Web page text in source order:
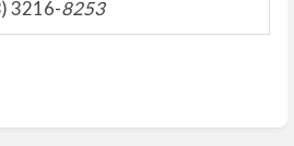
3216-8253